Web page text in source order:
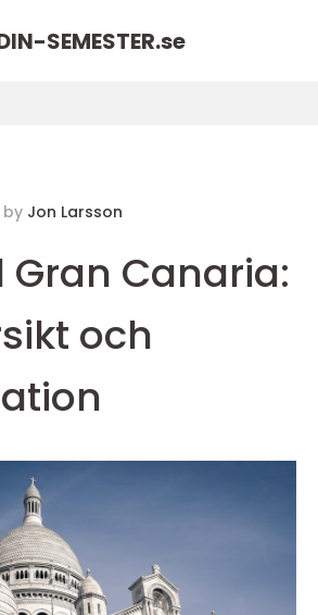
SEMESTER.se
by Jon Larsson
Gran Canaria:
och